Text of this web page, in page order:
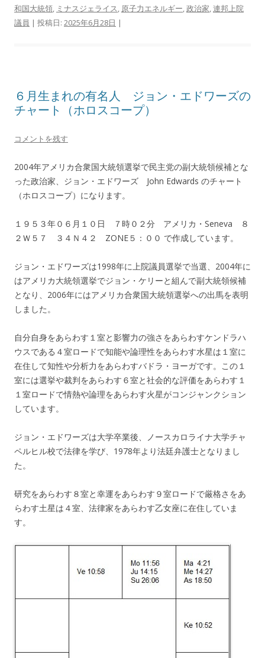
和国大統領, ミナスジェライス, 原子力エネルギー,政治家,連邦上院
議員 | 投稿日: 2025年6月28日 |
６月生まれの有名人 ジョン・エドワーズの
チャート（ホロスコープ）
コメントを残す
2004年アメリカ合衆国大統領選挙で民主党の副大統領候補とな
った政治家、ジョン・エドワーズ John Edwards のチャート
（ホロスコープ）になります。
１９５３年０６月１０日 ７時０２分 アメリカ・Seneva ８
２Ｗ５７ ３４Ｎ４２ ZONE５：００ で作成しています。
ジョン・エドワーズは1998年に上院議員選挙で当選、2004年に
はアメリカ大統領選挙でジョン・ケリーと組んで副大統領候補
となり、2006年にはアメリカ合衆国大統領選挙への出馬を表明
しました。
自分自身をあらわす１室と影響力の強さをあらわすケンドラハ
ウスである４室ロードで知能や論理性をあらわす水星は１室に
在住して知性や分析力をあらわすバドラ・ヨーガです。この１
室には選挙や裁判をあらわす６室と社会的な評価をあらわす１
１室ロードで情熱や論理をあらわす火星がコンジャンクション
しています。
ジョン・エドワーズは大学卒業後、ノースカロライナ大学チャ
ペルヒル校で法律を学び、1978年より法廷弁護士となりまし
た。
研究をあらわす８室と幸運をあらわす９室ロードで厳格さをあ
らわす土星は４室、法律家をあらわす乙女座に在住していま
す。